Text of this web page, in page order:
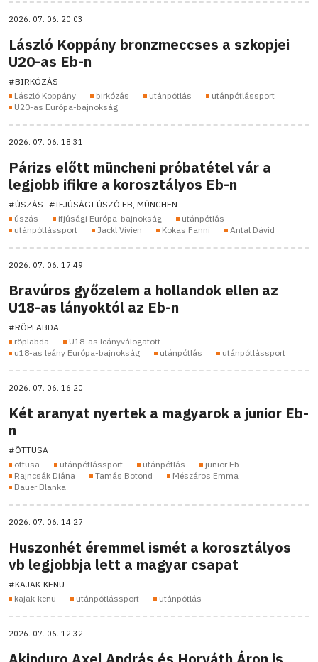
2026. 07. 06. 20:03
László Koppány bronzmeccses a szkopjei
U20-as Eb-n
#BIRKÓZÁS
László Koppány
birkózás utánpótlás
utánpótlássport
U20-as Európa-bajnokság
2026. 07. 06. 18:31
Párizs előtt müncheni próbatétel vár a
legjobb ifikre a korosztályos Eb-n
#ÚSZÁS #IFJÚSÁGI ÚSZÓ EB, MÜNCHEN
úszás
ifjúsági Európa-bajnokság
utánpótlás
utánpótlássport
Jackl Vivien Kokas Fanni Antal Dávid
2026. 07. 06. 17:49
Bravúros győzelem a hollandok ellen az
U18-as lányoktól az Eb-n
#RÖPLABDA
röplabda
U18-as leányválogatott
u18-as leány Európa-bajnokság
utánpótlás utánpótlássport
2026. 07. 06. 16:20
Két aranyat nyertek a magyarok a junior Eb-
n
#ÖTTUSA
öttusa
utánpótlássport utánpótlás
junior Eb
Rajncsák Diána
Tamás Botond
Mészáros Emma
Bauer Blanka
2026. 07. 06. 14:27
Huszonhét éremmel ismét a korosztályos
vb legjobbja lett a magyar csapat
#KAJAK-KENU
kajak-kenu
utánpótlássport utánpótlás
2026. 07. 06. 12:32